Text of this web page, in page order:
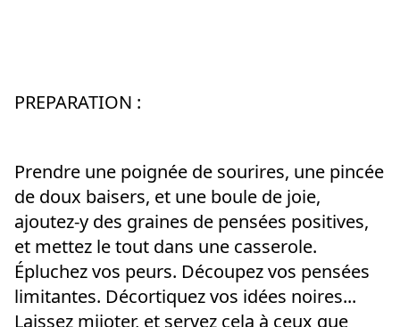
PREPARATION :
Prendre une poignée de sourires, une pincée
de doux baisers, et une boule de joie,
ajoutez-y des graines de pensées positives,
et mettez le tout dans une casserole.
Épluchez vos peurs. Découpez vos pensées
limitantes. Décortiquez vos idées noires...
Laissez mijoter, et servez cela à ceux que